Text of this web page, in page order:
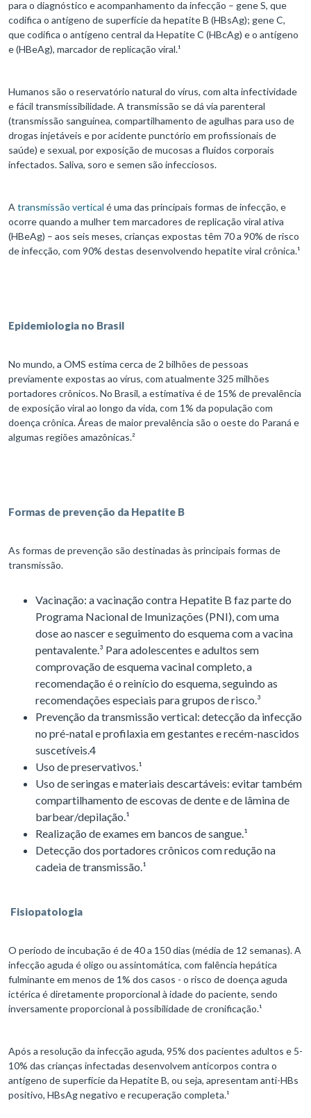
para o diagnóstico e acompanhamento da infecção – gene S, que
codifica o antígeno de superfície da hepatite B (HBsAg); gene C,
que codifica o antígeno central da Hepatite C (HBcAg) e o antígeno
e (HBeAg), marcador de replicação viral.¹
Humanos são o reservatório natural do vírus, com alta infectividade
e fácil transmissibilidade. A transmissão se dá via parenteral
(transmissão sanguínea, compartilhamento de agulhas para uso de
drogas injetáveis e por acidente punctório em profissionais de
saúde) e sexual, por exposição de mucosas a fluidos corporais
infectados. Saliva, soro e semen são infecciosos.
A transmissão vertical é uma das principais formas de infecção, e
ocorre quando a mulher tem marcadores de replicação viral ativa
(HBeAg) – aos seis meses, crianças expostas têm 70 a 90% de risco
de infecção, com 90% destas desenvolvendo hepatite viral crônica.¹
Epidemiologia no Brasil
No mundo, a OMS estima cerca de 2 bilhões de pessoas
previamente expostas ao vírus, com atualmente 325 milhões
portadores crônicos. No Brasil, a estimativa é de 15% de prevalência
de exposição viral ao longo da vida, com 1% da população com
doença crônica. Áreas de maior prevalência são o oeste do Paraná e
algumas regiões amazônicas.²
Formas de prevenção da Hepatite B
As formas de prevenção são destinadas às principais formas de
transmissão.
Vacinação: a vacinação contra Hepatite B faz parte do
Programa Nacional de Imunizações (PNI), com uma
dose ao nascer e seguimento do esquema com a vacina
pentavalente.³ Para adolescentes e adultos sem
comprovação de esquema vacinal completo, a
recomendação é o reinício do esquema, seguindo as
recomendações especiais para grupos de risco.³
Prevenção da transmissão vertical: detecção da infecção
no pré-natal e profilaxia em gestantes e recém-nascidos
suscetíveis.4
Uso de preservativos.¹
Uso de seringas e materiais descartáveis: evitar também
compartilhamento de escovas de dente e de lâmina de
barbear/depilação.¹
Realização de exames em bancos de sangue.¹
Detecção dos portadores crônicos com redução na
cadeia de transmissão.¹
Fisiopatologia
O período de incubação é de 40 a 150 dias (média de 12 semanas). A
infecção aguda é oligo ou assintomática, com falência hepática
fulminante em menos de 1% dos casos - o risco de doença aguda
ictérica é diretamente proporcional à idade do paciente, sendo
inversamente proporcional à possibilidade de cronificação.¹
Após a resolução da infecção aguda, 95% dos pacientes adultos e 5-
10% das crianças infectadas desenvolvem anticorpos contra o
antígeno de superfície da Hepatite B, ou seja, apresentam anti-HBs
positivo, HBsAg negativo e recuperação completa.¹